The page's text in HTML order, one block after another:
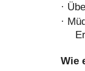
·
·
Wie